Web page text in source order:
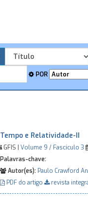
POR
Tempo e Relatividade-II
GFIS | Volume 9 / Fascículo 3
Palavras-chave:
Autor(es): Paulo Crawford
PDF do artigo
revista